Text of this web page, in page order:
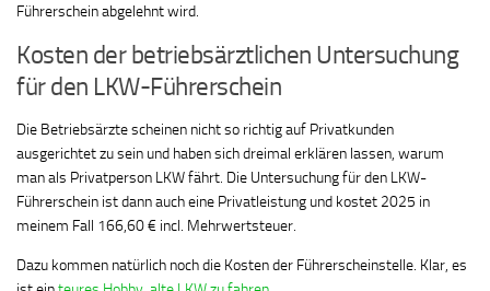
Führerschein abgelehnt wird.
Kosten der betriebsärztlichen Untersuchung
für den LKW-Führerschein
Die Betriebsärzte scheinen nicht so richtig auf Privatkunden
ausgerichtet zu sein und haben sich dreimal erklären lassen, warum
man als Privatperson LKW fährt. Die Untersuchung für den LKW-
Führerschein ist dann auch eine Privatleistung und kostet 2025 in
meinem Fall 166,60 € incl. Mehrwertsteuer.
Dazu kommen natürlich noch die Kosten der Führerscheinstelle. Klar, es